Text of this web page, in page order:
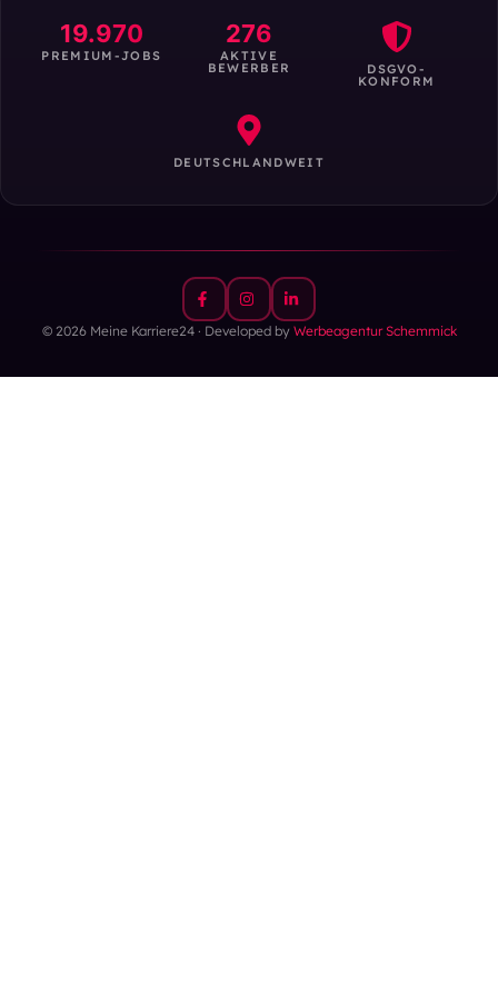
19.970
PREMIUM-JOBS
276
AKTIVE
BEWERBER DSGVO-
KONFORM
DEUTSCHLANDWEIT
© 2026 Meine Karriere24 · Developed by Werbeagentur Schemmick